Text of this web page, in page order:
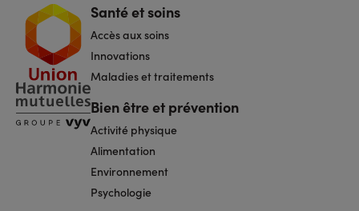
Navigation
pied
de
page
Santé et soins
Accès aux soins
Innovations
Maladies et traitements
Bien être et prévention
Activité physique
Alimentation
Environnement
Psychologie